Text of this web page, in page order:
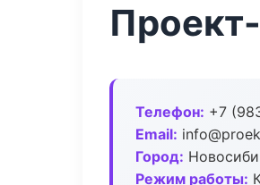
Телефон: +7
Email:
Город:
Режим работы: